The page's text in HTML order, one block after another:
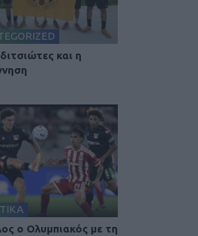
και η
ο Ολυμπιακός με τη